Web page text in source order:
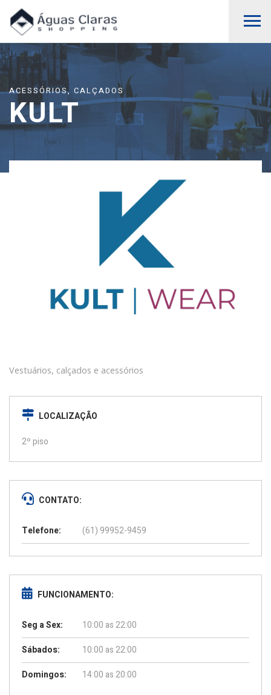
ACESSÓRIOS, CALÇADOS
KULT
Vestuários, calçados e acessórios
LOCALIZAÇÃO
2º piso
CONTATO:
Telefone: (61) 99952-9459
FUNCIONAMENTO:
Seg a Sex:
10:00 as 22:00
Sábados:
10:00 as 22:00
Domingos:
14:00 as 20:00